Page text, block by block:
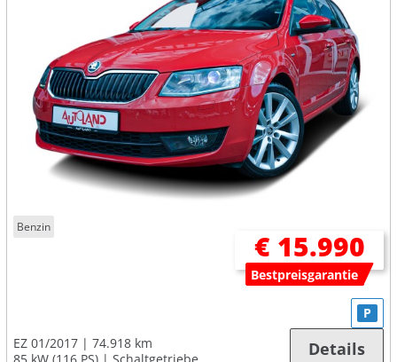
Benzin
€ 15.990
Bestpreisgarantie
EZ 01/2017
74.918 km
P
Details